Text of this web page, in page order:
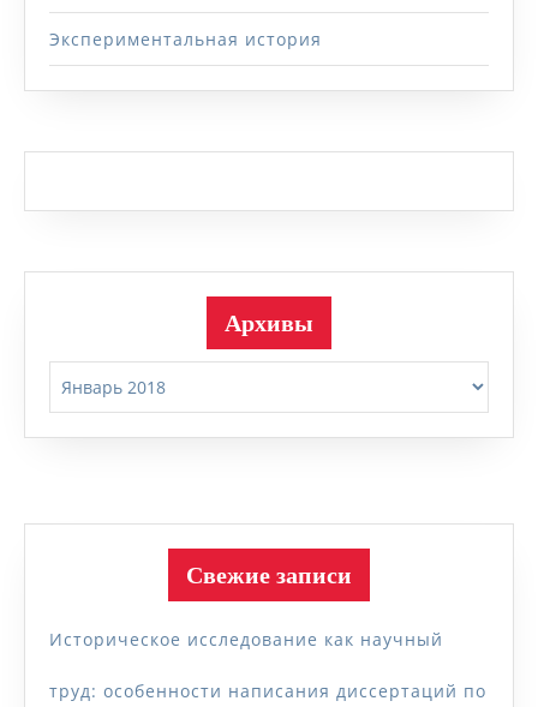
Экспериментальная история
Архивы
Свежие записи
Историческое исследование как научный
труд: особенности написания диссертаций по